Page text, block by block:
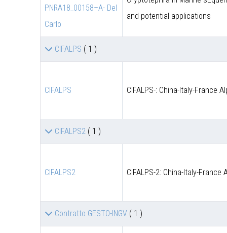
PNRA18_00158–A- Del
Carlo
and potential applications
CIFALPS ( 1 )
CIFALPS CIFALPS-: China-Italy-France
CIFALPS2 ( 1 )
CIFALPS2 CIFALPS-2: China-Italy-France
Contratto GESTO-INGV ( 1 )